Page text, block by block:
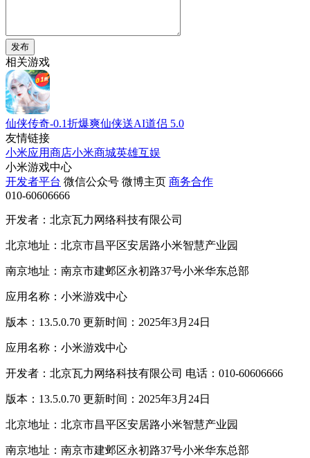
发布
相关游戏
仙侠传奇-0.1折爆爽仙侠送AI道侣 5.0
友情链接
小米应用商店小米商城英雄互娱
小米游戏中心
开发者平台 微信公众号 微博主页 商务合作
010-60606666
开发者：北京瓦力网络科技有限公司
北京地址：北京市昌平区安居路小米智慧产业园
南京地址：南京市建邺区永初路37号小米华东总部
应用名称：小米游戏中心
版本：13.5.0.70 更新时间：2025年3月24日
应用名称：小米游戏中心
开发者：北京瓦力网络科技有限公司 电话：010-60606666
版本：13.5.0.70 更新时间：2025年3月24日
北京地址：北京市昌平区安居路小米智慧产业园
南京地址：南京市建邺区永初路37号小米华东总部